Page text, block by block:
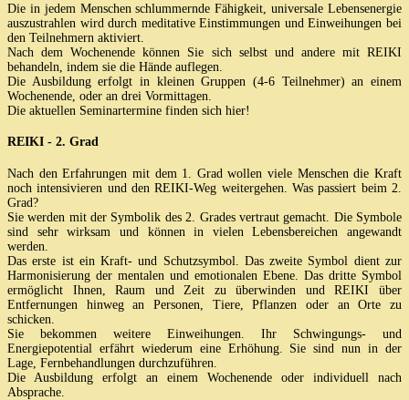
Die in jedem Menschen schlummernde Fähigkeit, universale Lebensenergie
auszustrahlen wird durch meditative Einstimmungen und Einweihungen bei
den Teilnehmern aktiviert.
Nach dem Wochenende können Sie sich selbst und andere mit REIKI
behandeln, indem sie die Hände auflegen.
Die Ausbildung erfolgt in kleinen Gruppen (4-6 Teilnehmer) an einem
Wochenende, oder an drei Vormittagen.
Die aktuellen Seminartermine finden sich hier!
REIKI - 2. Grad
Nach den Erfahrungen mit dem 1. Grad wollen viele Menschen die Kraft
noch intensivieren und den REIKI-Weg weitergehen. Was passiert beim 2.
Grad?
Sie werden mit der Symbolik des 2. Grades vertraut gemacht. Die Symbole
sind sehr wirksam und können in vielen Lebensbereichen angewandt
werden.
Das erste ist ein Kraft- und Schutzsymbol. Das zweite Symbol dient zur
Harmonisierung der mentalen und emotionalen Ebene. Das dritte Symbol
ermöglicht Ihnen, Raum und Zeit zu überwinden und REIKI über
Entfernungen hinweg an Personen, Tiere, Pflanzen oder an Orte zu
schicken.
Sie bekommen weitere Einweihungen. Ihr Schwingungs- und
Energiepotential erfährt wiederum eine Erhöhung. Sie sind nun in der
Lage, Fernbehandlungen durchzuführen.
Die Ausbildung erfolgt an einem Wochenende oder individuell nach
Absprache.